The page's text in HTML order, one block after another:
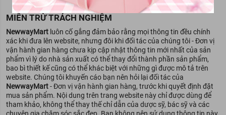
MIỄN TRỪ TRÁCH NGHIỆM
NewwayMart luôn cố gắng đảm bảo rằng mọi thông tin đều chính
xác khi đưa lên website, nhưng đôi khi đối tác của chúng tôi - Đơn vị
vận hành gian hàng chưa kịp cập nhật thông tin mới nhất của sản
phẩm vì lý do nhà sản xuất có thể thay đổi thành phần sản phẩm,
bao bì thiết kế cũng có thể khác biệt với những gì được mô tả trên
website. Chúng tôi khuyến cáo bạn nên hỏi lại đối tác của
NewwayMart- Đơn vị vận hành gian hàng, trước khi quyết định đặt
mua sản phẩm. Nội dung trên trang website này chỉ được dùng để
tham khảo, không thể thay thế chỉ dẫn của dược sỹ, bác sỹ và các